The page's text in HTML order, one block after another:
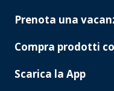
Prenota una
Compra prodotti
Scarica la App